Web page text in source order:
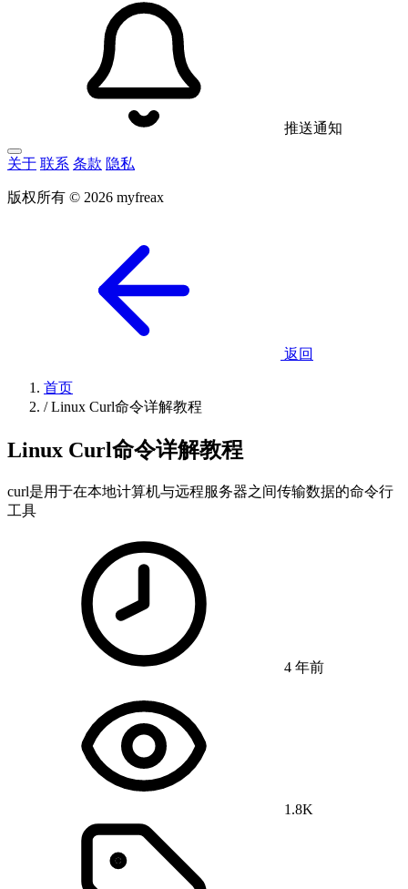
推送通知
关于 联系 条款 隐私
版权所有 © 2026 myfreax
返回
首页
/ Linux Curl命令详解教程
Linux Curl命令详解教程
curl是用于在本地计算机与远程服务器之间传输数据的命令行
工具
4 年前
1.8K